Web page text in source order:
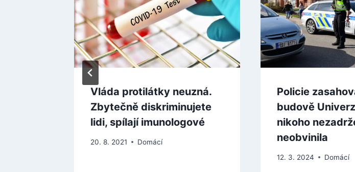
Vláda protilátky neuzná.
Zbytečně diskriminujete
lidi, spílají imunologové
20. 8. 2021 Domácí
Policie
budově
nikoho
neobvinila
12. 3. 2024 Domácí